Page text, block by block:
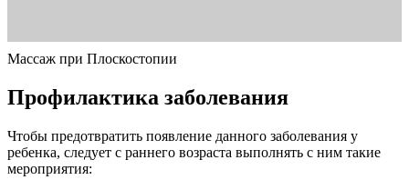
Массаж при Плоскостопии
Профилактика заболевания
Чтобы предотвратить появление данного заболевания у
ребенка, следует с раннего возраста выполнять с ним такие
мероприятия: